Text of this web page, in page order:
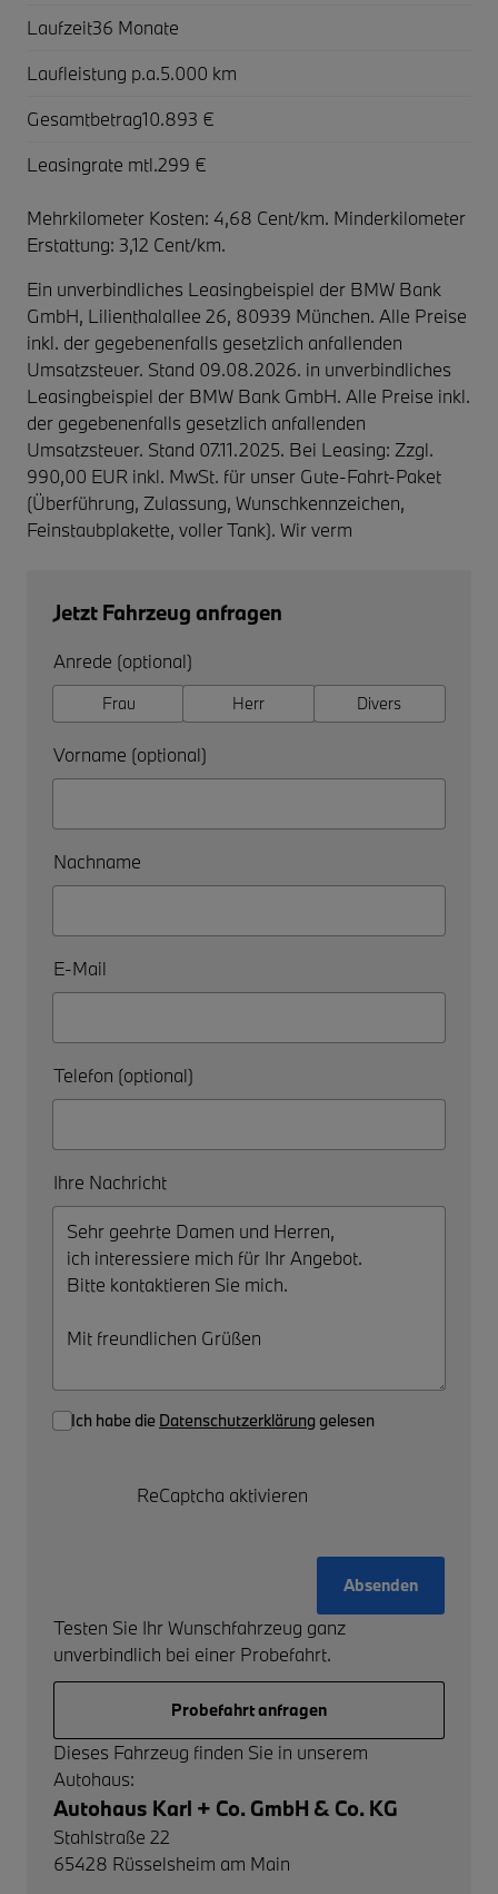
Laufzeit36 Monate
Laufleistung p.a.5.000 km
Gesamtbetrag10.893 €
Leasingrate mtl.299 €
Mehrkilometer Kosten: 4,68 Cent/km. Minderkilometer
Erstattung: 3,12 Cent/km.
Ein unverbindliches Leasingbeispiel der BMW Bank
GmbH, Lilienthalallee 26, 80939 München. Alle Preise
inkl. der gegebenenfalls gesetzlich anfallenden
Umsatzsteuer. Stand 09.08.2026. in unverbindliches
Leasingbeispiel der BMW Bank GmbH. Alle Preise inkl.
der gegebenenfalls gesetzlich anfallenden
Umsatzsteuer. Stand 07.11.2025. Bei Leasing: Zzgl.
990,00 EUR inkl. MwSt. für unser Gute-Fahrt-Paket
(Überführung, Zulassung, Wunschkennzeichen,
Feinstaubplakette, voller Tank). Wir verm
Jetzt Fahrzeug anfragen
Anrede (optional)
Frau Herr Divers
Vorname (optional)
Nachname
E-Mail
Telefon (optional)
Ihre Nachricht
Ich habe die Datenschutzerklärung gelesen
ReCaptcha aktivieren
Absenden
Testen Sie Ihr Wunschfahrzeug ganz
unverbindlich bei einer Probefahrt.
Probefahrt anfragen
Dieses Fahrzeug finden Sie in unserem
Autohaus:
Autohaus Karl + Co. GmbH & Co. KG
Stahlstraße 22
65428 Rüsselsheim am Main